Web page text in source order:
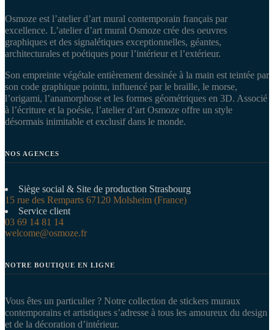
Osmoze est l’atelier d’art mural contemporain français par
excellence. L’atelier d’art mural Osmoze crée des oeuvres
graphiques et des signalétiques exceptionnelles, géantes,
architecturales et poétiques pour l’intérieur et l’extérieur.
Son empreinte végétale entièrement dessinée à la main est teintée par
son code graphique pointu, influencé par le braille, le morse,
l’origami, l’anamorphose et les formes géométriques en 3D. Associé
à l’écriture et la poésie, l’atelier d’art Osmoze offre un style
désormais inimitable et exclusif dans le monde.
NOS AGENCES
Siège social & Site de production Strasbourg
15 rue des Remparts 67120 Molsheim (France)
Service client
03 69 14 81 14
welcome@osmoze.fr
NOTRE BOUTIQUE EN LIGNE
Vous êtes un particulier ? Notre collection de stickers muraux
contemporains et artistiques s’adresse à tous les amoureux du design
et de la décoration d’intérieur.